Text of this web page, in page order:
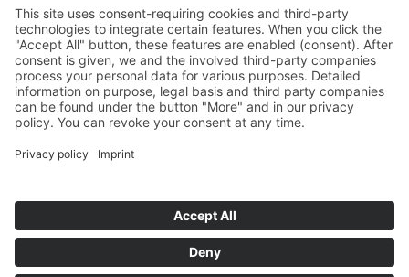
Salomon / Amer Sports
Deutschland GmbH
Portfolio Entry